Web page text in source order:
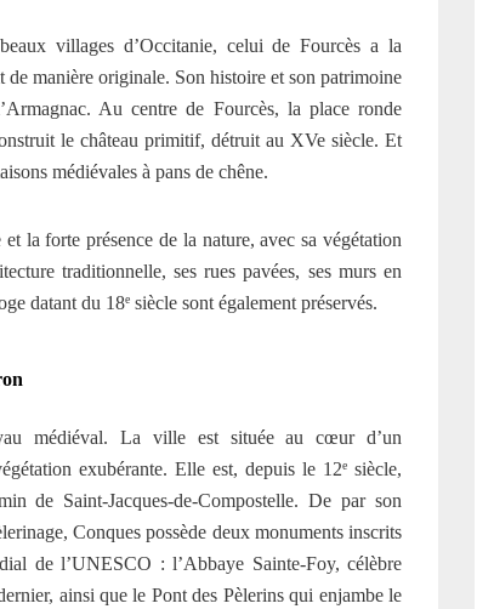
villages d’Occitanie, celuide Fourcès a la
de manière originale. Son histoire et son patrimoine
Au centre de Fourcès, la place ronde
le château primitif, détruit au XVe siècle. Et
médiévales à pans de chêne.
la forte présence de la nature, avec sa végétation
traditionnelle, ses rues pavées, ses murs en
datant du 18e siècle sont également préservés.
médiéval. La ville est située au cœur d’un
exubérante. Elle est, depuis le 12e siècle,
de Saint-Jacques-de-Compostelle. De par son
Conques possède deux monuments inscrits
de l’UNESCO : l’Abbaye Sainte-Foy, célèbre
ainsi que le Pont des Pèlerins qui enjambe le